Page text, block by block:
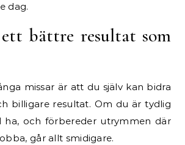
dag.
bättre resultat som
missar är att du själv kan bidra
billigare resultat. Om du är tydlig
ha, och förbereder utrymmen där
går allt smidigare.